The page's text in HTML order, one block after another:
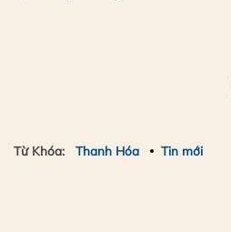
Từ Khóa: Thanh Hóa Tin mới